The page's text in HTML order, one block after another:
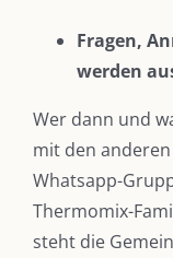
Fragen,
werden
Wer dann und
mit den
Whatsapp-
Thermomix-
steht die